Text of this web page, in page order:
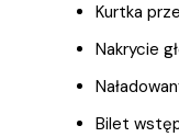
Kurtka
Nakrycie
Bilet